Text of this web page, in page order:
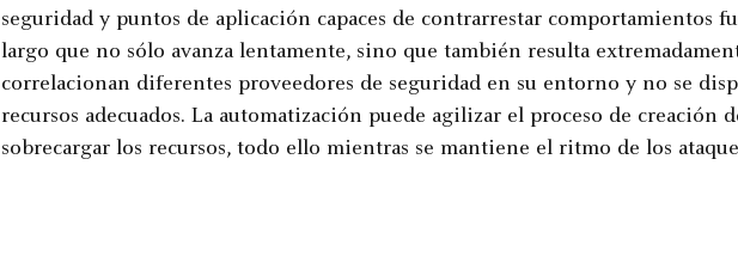
seguridad y puntos de aplicación capaces de contrarrestar comportamientos
largo que no sólo avanza lentamente, sino que también resulta
correlacionan diferentes proveedores de seguridad en su entorno y no se
recursos adecuados. La automatización puede agilizar el proceso de creación
sobrecargar los recursos, todo ello mientras se mantiene el ritmo de los